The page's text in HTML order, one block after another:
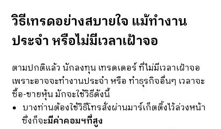
วิธีเทรดอย่างสบายใจ แม้ทำงาน
ประจำ หรือไม่มีเวลาเฝ้าจอ
ตามปกติแล้ว นักลงทุน เทรดเดอร์ ที่ไม่มีเวลาเฝ้าจอ
เพราะอาจจะทำงานประจำ หรือ ทำธุรกิจอื่นๆ เวลาจะ
ซื้อ-ขายหุ้น มักจะใช้วิธีดังนี้
บางท่านต้องใช้วิธีโทรสั่งผ่านมาร์เก็ตติ้งไว้ล่วงหน้า
ซึ่งก็จะมีค่าคอมฯที่สูง